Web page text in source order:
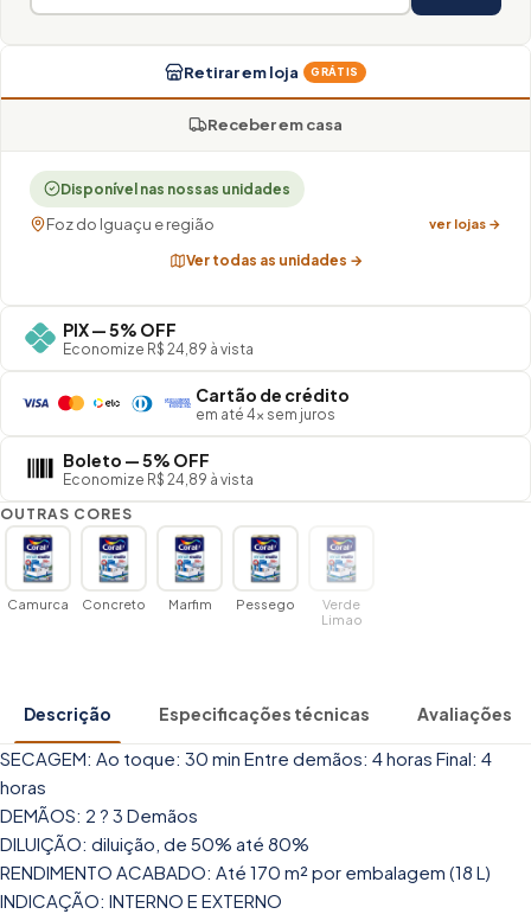
Retirar em loja GRÁTIS
Receber em casa
Disponível nas nossas unidades
Foz do Iguaçu e região ver lojas →
Ver todas as unidades →
PIX — 5% OFF
Economize R$ 24,89 à vista
Cartão de crédito
em até 4× sem juros
Boleto — 5% OFF
Economize R$ 24,89 à vista
OUTRAS CORES
Camurca Concreto Marfim Pessego
Verde
Limao
Descrição Especificações técnicas Avaliações
SECAGEM: Ao toque: 30 min Entre demãos: 4 horas Final: 4
horas
DEMÃOS: 2 ? 3 Demãos
DILUIÇÃO: diluição, de 50% até 80%
RENDIMENTO ACABADO: Até 170 m² por embalagem (18 L)
INDICAÇÃO: INTERNO E EXTERNO